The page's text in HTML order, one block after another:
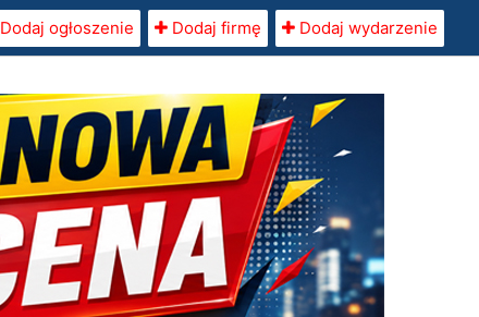
Dodaj ogłoszenie Dodaj firmę Dodaj wydarzenie